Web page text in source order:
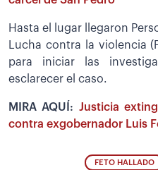
Hasta el lugar llegaron
Lucha contra la violencia
para iniciar las
esclarecer el caso.
MIRA AQUÍ: Justicia
contra exgobernador Luis
FETO HALLADO